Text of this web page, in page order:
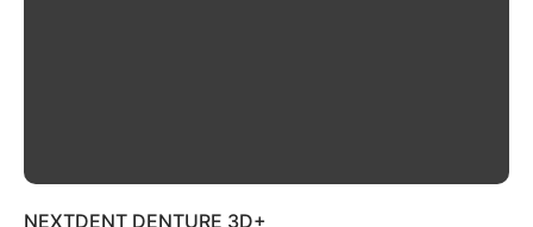
NEXTDENT DENTURE 3D+